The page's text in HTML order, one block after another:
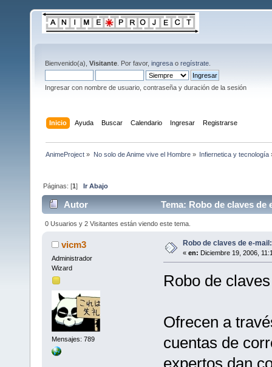
Bienvenido(a), Visitante . Por favor, ingresa o regístrate
Ingresar con nombre de usuario, contraseña y duración de la sesión
Inicio Ayuda Buscar Calendario Ingresar Registrarse
AnimeProject » No solo de Anime vive el Hombre» Infiernetica y tecnología
Páginas: [1]Ir Abajo
Autor Tema: Robo de claves
0 Usuarios y 2 Visitantes están viendo este tema.
vicm3
Administrador
Wizard
Mensajes: 789
Robo de claves de e-
« en: Diciembre 19, 2006,
Robo de
Ofrecen a
cuentas de
expertos dan